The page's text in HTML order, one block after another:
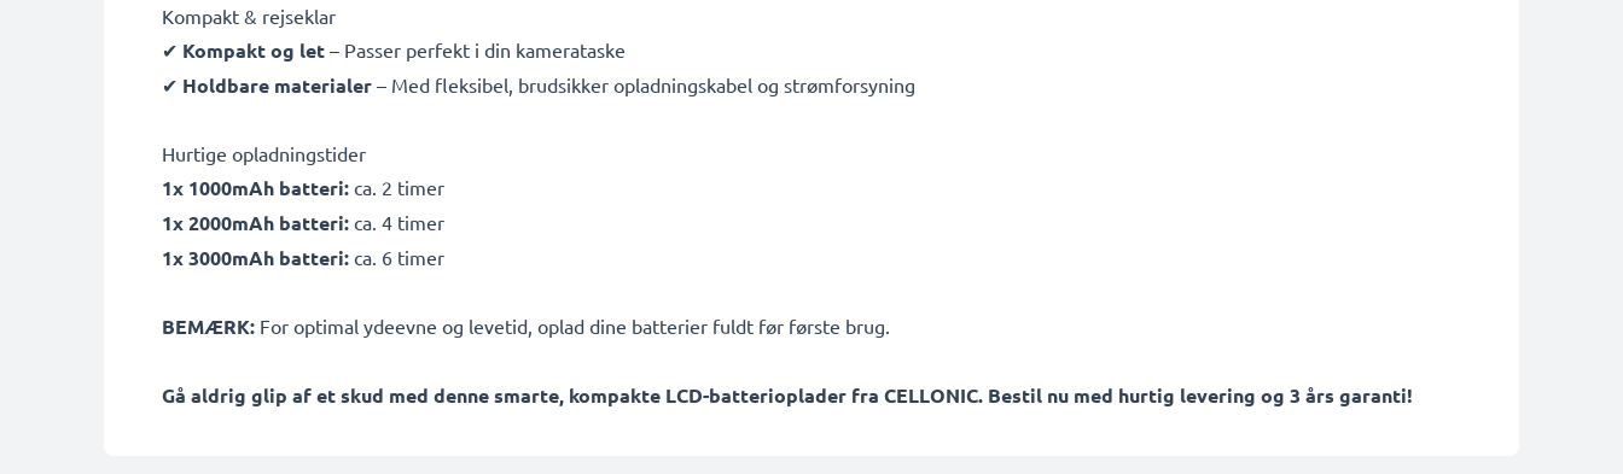
Kompakt & rejseklar
✔ Kompakt og let – Passer perfekt i din kamerataske
✔ Holdbare materialer – Med fleksibel, brudsikker opladningskabel og strømforsyning
Hurtige opladningstider
1x 1000mAh batteri: ca. 2 timer
1x 2000mAh batteri: ca. 4 timer
1x 3000mAh batteri: ca. 6 timer
BEMÆRK: For optimal ydeevne og levetid, oplad dine batterier fuldt før første brug.
Gå aldrig glip af et skud med denne smarte, kompakte LCD-batterioplader fra CELLONIC. Bestil nu med hurtig levering og 3 års garanti!